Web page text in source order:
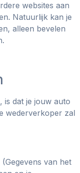
websites aan
Natuurlijk kan je
alleen bevelen
is dat je jouw auto
wederverkoper zal
van het